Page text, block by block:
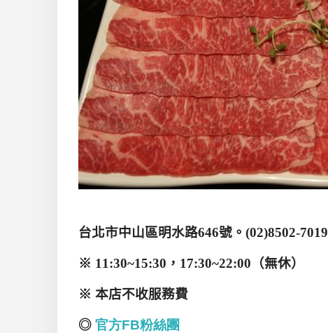
台北市中山區明水路646號。 (02)8502-7019
※ 11:30~15:30 ， 17:30~22:00 （無休）
※ 本店不收服務費
◎ 官方FB粉絲團